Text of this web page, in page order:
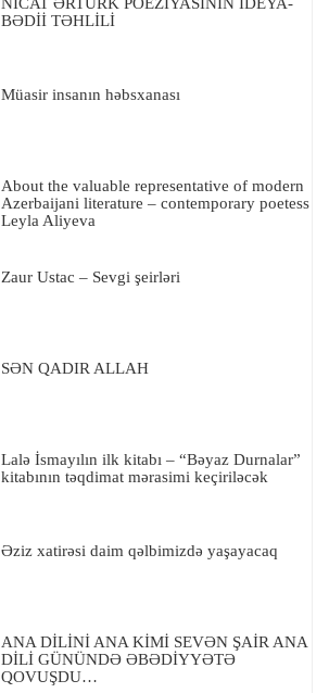
BƏDİİ TƏHLİLİ
Müasir insanın həbsxanası
About the valuable representative of modern
Azerbaijani literature – contemporary poetess
Leyla Aliyeva
Zaur Ustac – Sevgi şeirləri
SƏN QADIR ALLAH
Lalə İsmayılın ilk kitabı – “Bəyaz Durnalar”
kitabının təqdimat mərasimi keçiriləcək
Əziz xatirəsi daim qəlbimizdə yaşayacaq
ANA DİLİNİ ANA KİMİ SEVƏN ŞAİR ANA
DİLİ GÜNÜNDƏ ƏBƏDİYYƏTƏ
QOVUŞDU…